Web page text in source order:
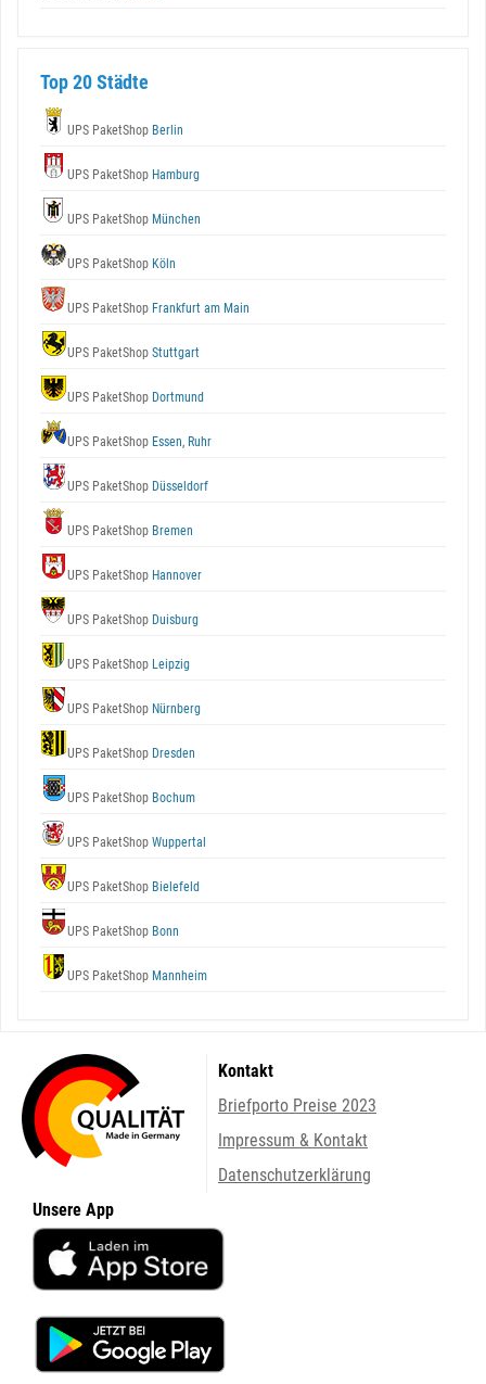
Top 20 Städte
UPS PaketShop Berlin
UPS PaketShop Hamburg
UPS PaketShop München
UPS PaketShop Köln
UPS PaketShop Frankfurt am Main
UPS PaketShop Stuttgart
UPS PaketShop Dortmund
UPS PaketShop Essen, Ruhr
UPS PaketShop Düsseldorf
UPS PaketShop Bremen
UPS PaketShop Hannover
UPS PaketShop Duisburg
UPS PaketShop Leipzig
UPS PaketShop Nürnberg
UPS PaketShop Dresden
UPS PaketShop Bochum
UPS PaketShop Wuppertal
UPS PaketShop Bielefeld
UPS PaketShop Bonn
UPS PaketShop Mannheim
Kontakt
Briefporto Preise 2023
Impressum & Kontakt
Datenschutzerklärung
Unsere App